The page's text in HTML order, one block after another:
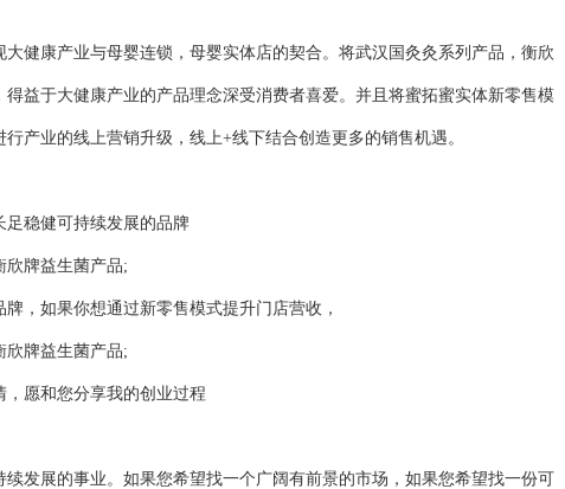
康产业与母婴连锁，母婴实体店的契合。将武汉国灸灸系列产品，衡欣
益于大健康产业的产品理念深受消费者喜爱。并且将蜜拓蜜实体新零售模
产业的线上营销升级，线上+线下结合创造更多的销售机遇。
稳健可持续发展的品牌
牌益生菌产品;
如果你想通过新零售模式提升门店营收，
牌益生菌产品;
愿和您分享我的创业过程
展的事业。如果您希望找一个广阔有前景的市场，如果您希望找一份可